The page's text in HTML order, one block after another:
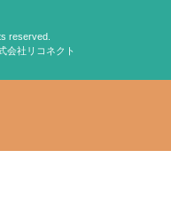
reserved.
会社リコネクト